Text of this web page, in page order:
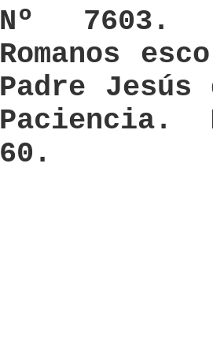
Nº 7603.
Romanos
Padre
60.